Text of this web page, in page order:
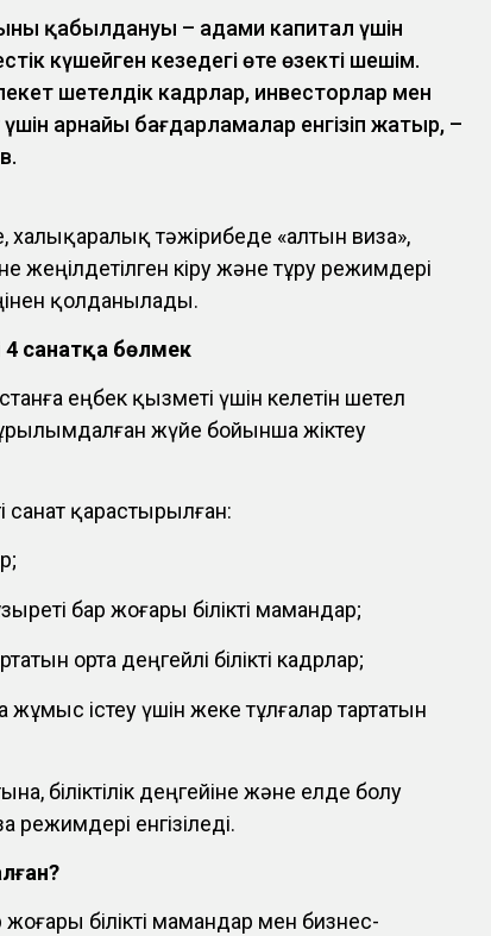
қабылдануы – адами капитал үшін
күшейген кезеңдегі өте өзекті шешім.
шетелдік кадрлар, инвесторлар мен
үшін арнайы бағдарламалар енгізіп жатыр, –
халықаралық тәжірибеде «алтын виза»,
жеңілдетілген кіру және тұру режимдері
қолданылады.
4 санатқа бөлмек
еңбек қызметі үшін келетін шетел
жүйе бойынша жіктеу
санат қарастырылған:
бар жоғары білікті мамандар;
орта деңгейлі білікті кадрлар;
істеу үшін жеке тұлғалар тартатын
біліктілік деңгейіне және елде болу
режимдері енгізіледі.
білікті мамандар мен бизнес-